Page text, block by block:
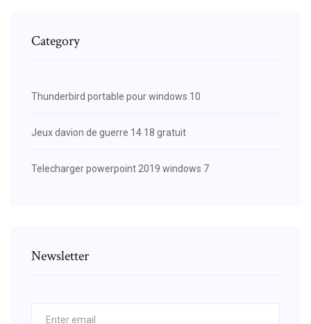
Category
Thunderbird portable pour windows 10
Jeux davion de guerre 14 18 gratuit
Telecharger powerpoint 2019 windows 7
Newsletter